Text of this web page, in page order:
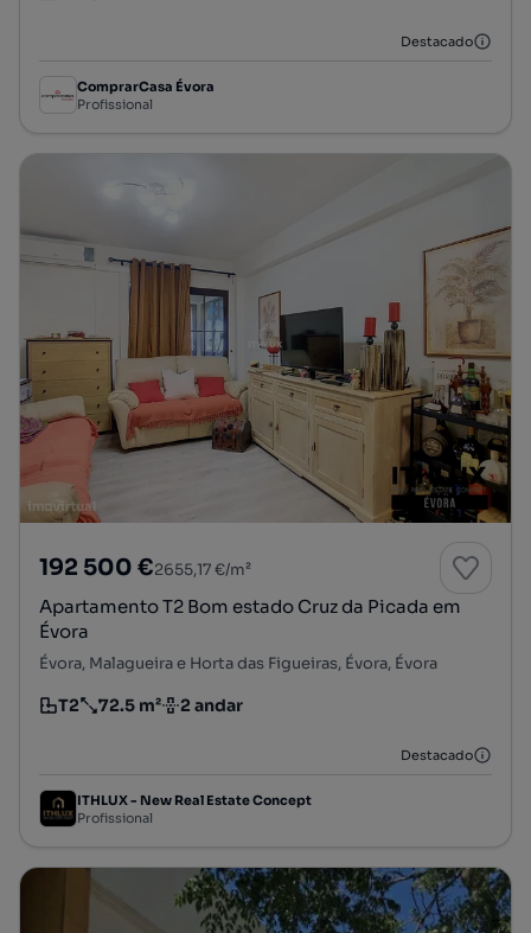
Destacado
ComprarCasa Évora
Profissional
192 500 €2655,17 €/m²
Apartamento T2 Bom estado Cruz da Picada em
Évora
Évora, Malagueira e Horta das Figueiras, Évora, Évora
Tipologia
T2
Preço por metro quadrado
72.5 m²
Andar 2 andar
Destacado
ITHLUX - New Real Estate Concept
Profissional